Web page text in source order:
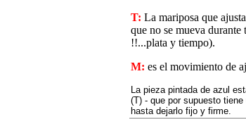
T: La mariposa que
que no se mueva
!!...plata y tiempo).
M: es el movimiento de
La pieza pintada de azul
(T) - que por supuesto
hasta dejarlo fijo y firme.